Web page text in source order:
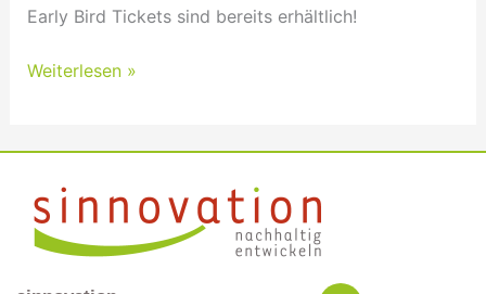
Early Bird Tickets sind bereits erhältlich!
Weiterlesen »